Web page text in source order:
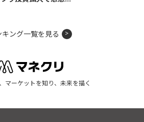
キング一覧を見る
マーケットを知り、未来を描く